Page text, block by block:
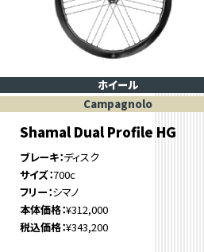
ホイール
Campagnolo
Shamal Dual Profile HG
ブレーキ ディスク
サイズ 700c
フリー シマノ
本体価格 ¥312,000
税込価格 ¥343,200